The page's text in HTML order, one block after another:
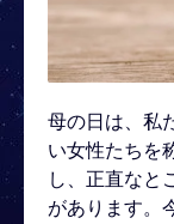
母の日は、私
い女性たちを
し、正直なと
があります。